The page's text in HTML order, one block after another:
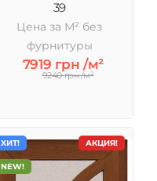
39
Цена за М² без
фурнитуры
7919 грн /м²
9240 грн /м²
АКЦИЯ!
ХИТ!
NEW!